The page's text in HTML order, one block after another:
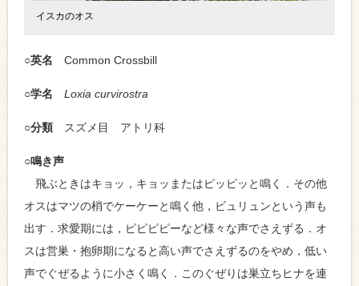
イスカのオス
○英名 Common Crossbill
○学名 Loxia curvirostra
○分類 スズメ目 アトリ科
○鳴き声
飛ぶときはキョッ，キョッまたはピッピッと鳴く．その他
オスはマツの梢でケーケーと鳴く他，ビュリュンという声も
出す．求愛期には，ピピピピーなど様々な声でさえずる．オ
スは営巣・抱卵期になると高い声でさえずるのをやめ，低い
声でぐぜるように小さく鳴く．このぐぜりは巣立ちヒナを連